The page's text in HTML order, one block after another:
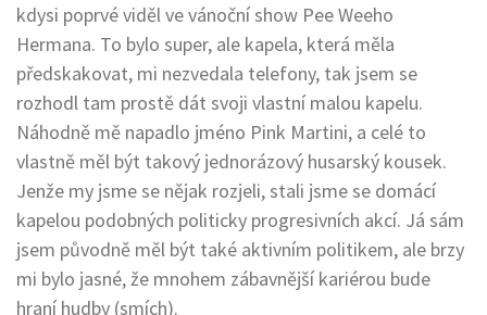
kdysi poprvé viděl ve vánoční show Pee Weeho
Hermana. To bylo super, ale kapela, která měla
předskakovat, mi nezvedala telefony, tak jsem se
rozhodl tam prostě dát svoji vlastní malou kapelu.
Náhodně mě napadlo jméno Pink Martini, a celé to
vlastně měl být takový jednorázový husarský kousek.
Jenže my jsme se nějak rozjeli, stali jsme se domácí
kapelou podobných politicky progresivních akcí. Já sám
jsem původně měl být také aktivním politikem, ale brzy
mi bylo jasné, že mnohem zábavnější kariérou bude
hraní hudby (smích).